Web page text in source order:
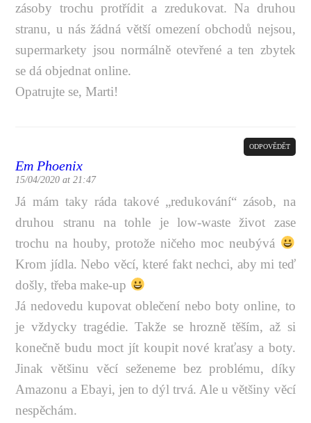
zásoby trochu protřídit a zredukovat. Na druhou
stranu, u nás žádná větší omezení obchodů nejsou,
supermarkety jsou normálně otevřené a ten zbytek
se dá objednat online.
Opatrujte se, Marti!
Em Phoenix
15/04/2020 at 21:47
ODPOVĚDĚT
Já mám taky ráda takové „redukování“ zásob, na
druhou stranu na tohle je low-waste život zase
trochu na houby, protože ničeho moc neubývá
Krom jídla. Nebo věcí, které fakt nechci, aby mi teď
došly, třeba make-up
Já nedovedu kupovat oblečení nebo boty online, to
je vždycky tragédie. Takže se hrozně těším, až si
konečně budu moct jít koupit nové kraťasy a boty.
Jinak většinu věcí seženeme bez problému, díky
Amazonu a Ebayi, jen to dýl trvá. Ale u většiny věcí
nespěchám.